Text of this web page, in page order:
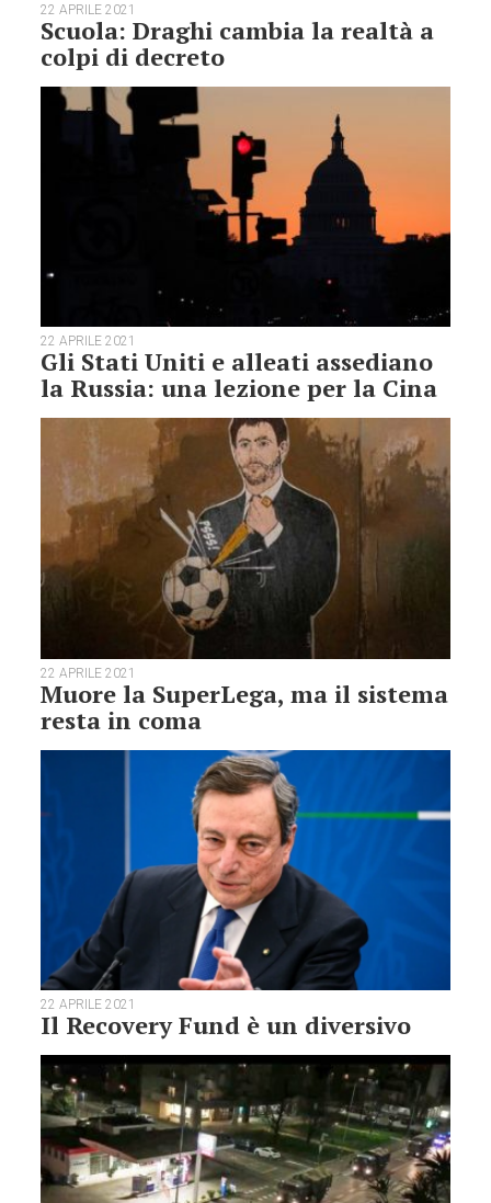
22 APRILE 2021
Scuola: Draghi cambia la realtà a
colpi di decreto
22 APRILE 2021
Gli Stati Uniti e alleati assediano
la Russia: una lezione per la Cina
22 APRILE 2021
Muore la SuperLega, ma il sistema
resta in coma
22 APRILE 2021
Il Recovery Fund è un diversivo